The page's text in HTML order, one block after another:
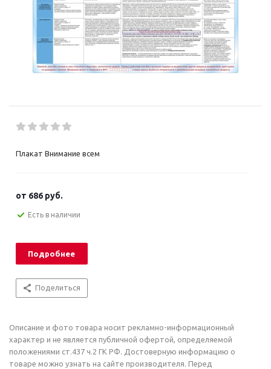
Плакат Внимание всем
от 686 руб.
Есть в наличии
Подробнее
Поделиться
Описание и фото товара носит рекламно-информационный
характер и не является публичной офертой, определяемой
положениями ст.437 ч.2 ГК РФ. Достоверную информацию о
товаре можно узнать на сайте производителя. Перед